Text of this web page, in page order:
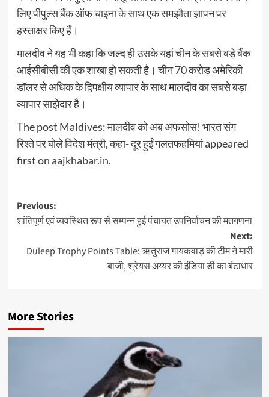
लिए पीपुल्स बैंक ऑफ चाइना के साथ एक समझौता ज्ञापन पर
हस्ताक्षर किए हैं।
मालदीव ने यह भी कहा कि जल्द ही उसके यहां चीन के सबसे बड़े बैंक
आईसीबीसी की एक शाखा हो सकती है। चीन 70 करोड़ अमेरिकी
डॉलर से अधिक के द्विपक्षीय व्यापार के साथ मालदीव का सबसे बड़ा
व्यापार साझेदार है।
The post Maldives: मालदीव को अब अफसोस! भारत संग
रिश्ते पर बोले विदेश मंत्री, कहा- दूर हुईं गलतफहमियांappeared
first on aajkhabar.in.
Post
navigation
Previous:
शांतिपूर्ण एवं व्यवस्थित रूप से सम्पन्न हुई पंचायत उपनिर्वाचन की मतगणना
Next:
Duleep Trophy Points Table: ऋतुराज गायकवाड़ की टीम ने मारी
बाजी, श्रेयस अय्यर की इंडिया डी का बंटाधार
More Stories